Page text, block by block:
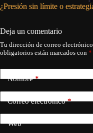
¿Presión sin límite o
Deja un comentario
Tu dirección de correo
obligatorios están marcados con *
Nombre*
Correo electrónico*
Web